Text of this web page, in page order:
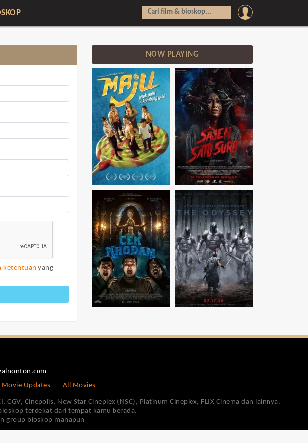
ketentuan yang
NOW PLAYING
Movie Updates All Movies
Cinepolis, New Star Cineplex (NSC), Platinum Cineplex, FLIX Cinema dan lainnya.
terdekat dari tempat kamu berada.
group bioskop manapun